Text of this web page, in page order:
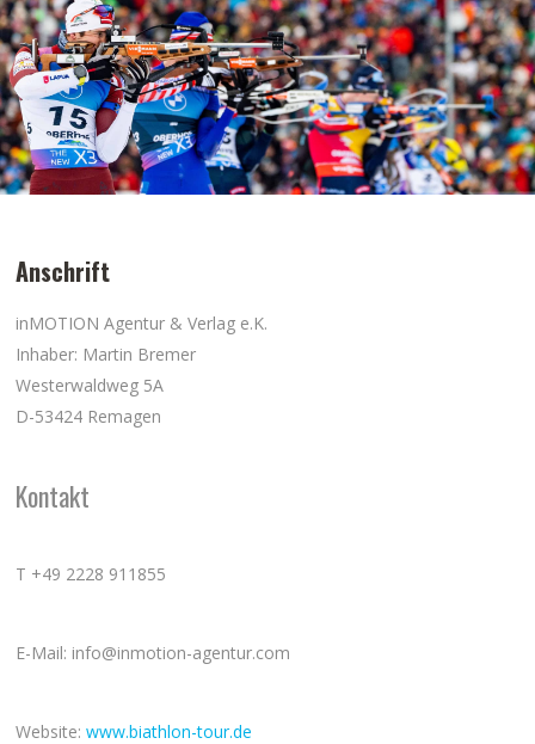
Anschrift
inMOTION Agentur & Verlag e.K.
Inhaber: Martin Bremer
Westerwaldweg 5A
D-53424 Remagen
Kontakt
T +49 2228 911855
E-Mail: info@inmotion-agentur.com
Website:www.biathlon-tour.de